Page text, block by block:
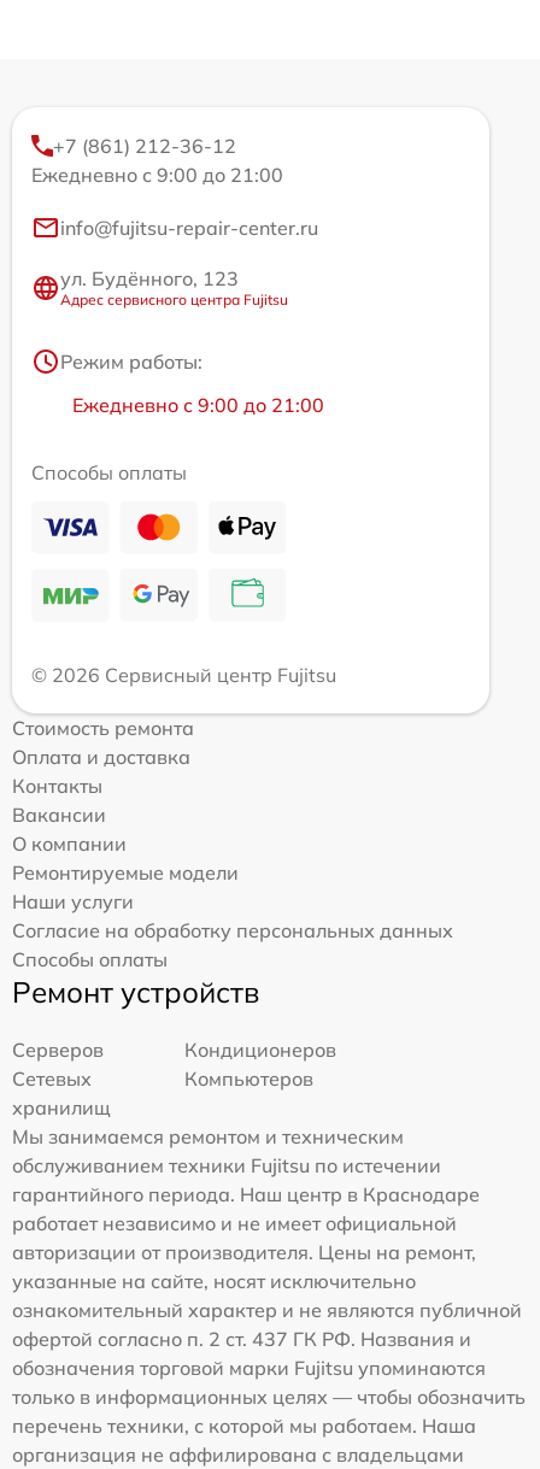
+7 (861) 212-36-12
Ежедневно с 9:00 до 21:00
info@fujitsu-repair-center.ru
ул. Будённого, 123
Адрес сервисного центра Fujitsu
Режим работы:
Ежедневно с 9:00 до 21:00
Способы оплаты
© 2026 Сервисный центр Fujitsu
Стоимость ремонта
Оплата и доставка
Контакты
Вакансии
О компании
Ремонтируемые модели
Наши услуги
Согласие на обработку персональных данных
Способы оплаты
Ремонт устройств
Серверов
Кондиционеров
Сетевых
хранилищ
Компьютеров
Мы занимаемся ремонтом и техническим
обслуживанием техники Fujitsu по истечении
гарантийного периода. Наш центр в Краснодаре
работает независимо и не имеет официальной
авторизации от производителя. Цены на ремонт,
указанные на сайте, носят исключительно
ознакомительный характер и не являются публичной
офертой согласно п. 2 ст. 437 ГК РФ. Названия и
обозначения торговой марки Fujitsu упоминаются
только в информационных целях — чтобы обозначить
перечень техники, с которой мы работаем. Наша
организация не аффилирована с владельцами